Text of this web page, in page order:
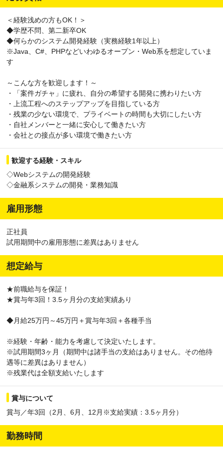
＜経験浅めの方もOK！＞
◆学歴不問、第二新卒OK
◆何らかのシステム開発経験（実務経験1年以上）
※Java、C#、PHPなどいわゆるオープン・Web系を想定していま
す
～こんな方を歓迎します！～
・「案件ガチャ」に疲れ、自分の希望する開発に携わりたい方
・上流工程へのステップアップを目指している方
・残業の少ない環境で、プライベートの時間も大切にしたい方
・自社メンバーと一緒に安心して働きたい方
・会社との接点が多い環境で働きたい方
歓迎する経験・スキル
◇Webシステムの開発経験
◇金融系システムの開発・業務知識
雇用形態
正社員
試用期間中の雇用形態に差異はありません
想定給与
★前職給与を保証！
★賞与年3回！3.5ヶ月分の支給実績あり
◆月給25万円～45万円＋賞与年3回＋各種手当
※経験・年齢・能力を考慮して決定いたします。
※試用期間3ヶ月（期間中は諸手当の支給はありません。その他待
遇等に差異はありません）
※残業代は全額支給いたします
賞与について
賞与／年3回（2月、6月、12月※支給実績：3.5ヶ月分）
勤務時間